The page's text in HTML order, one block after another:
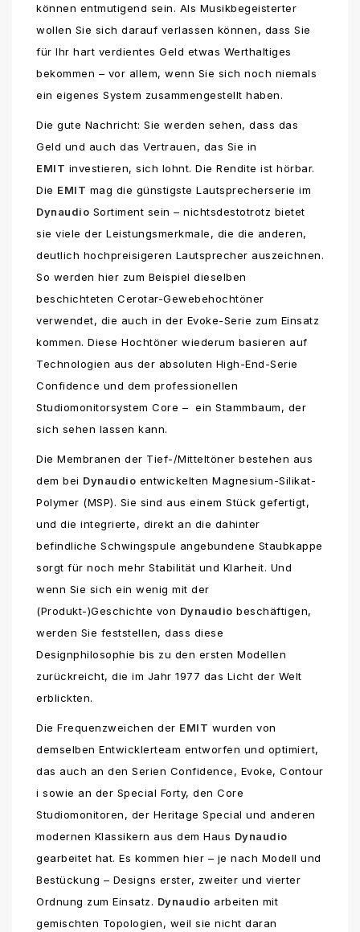
können entmutigend sein. Als Musikbegeisterter
wollen Sie sich darauf verlassen können, dass Sie
für Ihr hart verdientes Geld etwas Werthaltiges
bekommen – vor allem, wenn Sie sich noch niemals
ein eigenes System zusammengestellt haben.
Die gute Nachricht: Sie werden sehen, dass das
Geld und auch das Vertrauen, das Sie in
EMIT investieren, sich lohnt. Die Rendite ist hörbar.
Die EMIT mag die günstigste Lautsprecherserie im
Dynaudio Sortiment sein – nichtsdestotrotz bietet
sie viele der Leistungsmerkmale, die die anderen,
deutlich hochpreisigeren Lautsprecher auszeichnen.
So werden hier zum Beispiel dieselben
beschichteten Cerotar-Gewebehochtöner
verwendet, die auch in der Evoke-Serie zum Einsatz
kommen. Diese Hochtöner wiederum basieren auf
Technologien aus der absoluten High-End-Serie
Confidence und dem professionellen
Studiomonitorsystem Core – ein Stammbaum, der
sich sehen lassen kann.
Die Membranen der Tief-/Mitteltöner bestehen aus
dem bei Dynaudio entwickelten Magnesium-Silikat-
Polymer (MSP). Sie sind aus einem Stück gefertigt,
und die integrierte, direkt an die dahinter
befindliche Schwingspule angebundene Staubkappe
sorgt für noch mehr Stabilität und Klarheit. Und
wenn Sie sich ein wenig mit der
(Produkt-)Geschichte von Dynaudio beschäftigen,
werden Sie feststellen, dass diese
Designphilosophie bis zu den ersten Modellen
zurückreicht, die im Jahr 1977 das Licht der Welt
erblickten.
Die Frequenzweichen der EMIT wurden von
demselben Entwicklerteam entworfen und optimiert,
das auch an den Serien Confidence, Evoke, Contour
i sowie an der Special Forty, den Core
Studiomonitoren, der Heritage Special und anderen
modernen Klassikern aus dem Haus Dynaudio
gearbeitet hat. Es kommen hier – je nach Modell und
Bestückung – Designs erster, zweiter und vierter
Ordnung zum Einsatz. Dynaudio arbeiten mit
gemischten Topologien, weil sie nicht daran